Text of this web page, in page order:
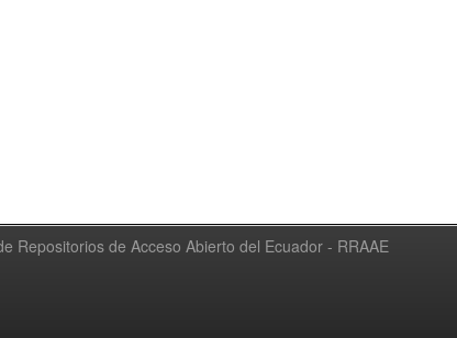
Repositorios de Acceso Abierto del Ecuador - RRAAE